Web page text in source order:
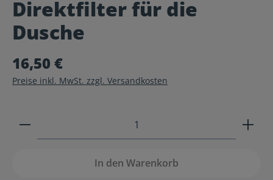
Durchschnittliche Bewertung von 0 von 5 Sternen
Direktfilter für die
Dusche
16,50 €
Preise inkl. MwSt. zzgl. Versandkosten
Produkt Anzahl: Gib den gewünschten Wert ein
In den Warenkorb